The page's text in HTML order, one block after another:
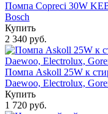
Помпа Copreci 30W
Bosсh
Купить
2 340 руб.
Помпа Askoll 25W к
Daewoo, Electrolux,
Купить
1 720 руб.